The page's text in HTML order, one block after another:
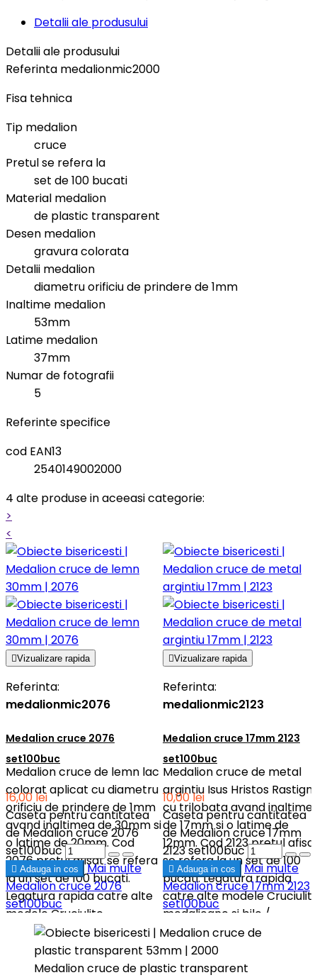
Detalii ale produsului
Detalii ale produsului
Referinta medalionmic2000
Fisa tehnica
Tip medalion
cruce
Pretul se refera la
set de 100 bucati
Material medalion
de plastic transparent
Desen medalion
gravura colorata
Detalii medalion
diametru orificiu de prindere de 1mm
Inaltime medalion
53mm
Latime medalion
37mm
Numar de fotografii
5
Referinte specifice
cod EAN13
2540149002000
4 alte produse in aceeasi categorie:
>
<
Vizualizare rapida
Referinta:
medalionmic2076
Medalion cruce 2076
set100buc
Medalion cruce de lemn lac
colorat aplicat cu diametru
orificiu de prindere de 1mm
avand inaltimea de 30mm si
o latime de 20mm. Cod
2076 pretul afisat se refera
la un set de 100 bucati.
Legatura rapida catre alte
modele Cruciulite
medalioane si bile /
Cruciulite si medalioane
.Alegerea culorii ! La pasul 3
16,00 lei
Caseta pentru cantitatea
de Medalion cruce 2076
set100buc
 Adauga in cos
Mai multe
Medalion cruce 2076
set100buc
Vizualizare rapida
Referinta:
medalionmic2123
Medalion cruce 17mm 2123
set100buc
Medalion cruce de metal
argintiu Isus Hristos
cu trilobata avand
de 17mm si o latime de
12mm. Cod 2123 pretul
se refera la un set de 100
bucati. Legatura rapida
catre alte modele
medalioane si bile /
Cruciulite si medalioane
.Alegerea culorii ! La pasul 3
al finalizarii comenzii dupa
10,00 lei
Caseta pentru cantitatea
de Medalion cruce 17mm
2123 set100buc
 Adauga in cos
Mai multe
Medalion cruce 17mm 2123
set100buc
Medalion cruce de plastic transparent